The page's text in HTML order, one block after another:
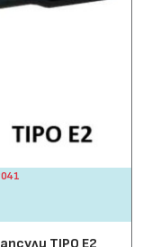
TIPO E2